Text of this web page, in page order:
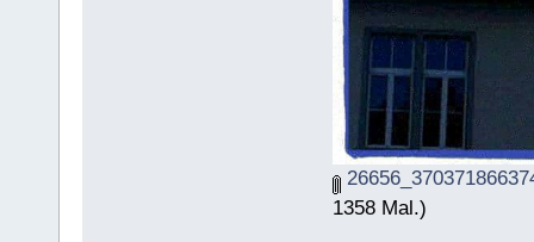
1358 Mal.)